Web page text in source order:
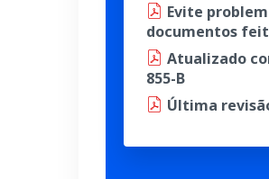
Evite
documentos
Atualizado
855-B
Última